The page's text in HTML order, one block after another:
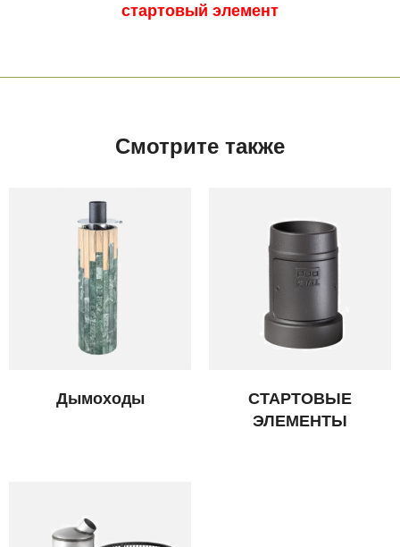
стартовый элемент
Смотрите также
Дымоходы
СТАРТОВЫЕ
ЭЛЕМЕНТЫ